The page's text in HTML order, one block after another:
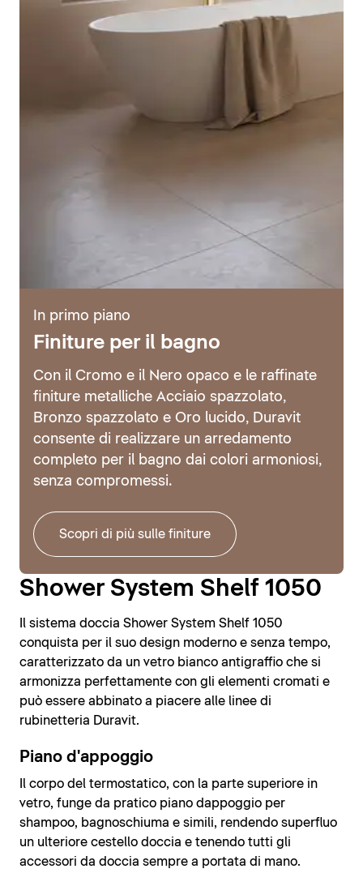
In primo piano
Finiture per il bagno
Con il Cromo e il Nero opaco e le raffinate
finiture metalliche Acciaio spazzolato,
Bronzo spazzolato e Oro lucido, Duravit
consente di realizzare un arredamento
completo per il bagno dai colori armoniosi,
senza compromessi.
Scopri di più sulle finiture
Shower System Shelf 1050
Il sistema doccia Shower System Shelf 1050
conquista per il suo design moderno e senza tempo,
caratterizzato da un vetro bianco antigraffio che si
armonizza perfettamente con gli elementi cromati e
può essere abbinato a piacere alle linee di
rubinetteria Duravit.
Piano d'appoggio
Il corpo del termostatico, con la parte superiore in
vetro, funge da pratico piano dappoggio per
shampoo, bagnoschiuma e simili, rendendo superfluo
un ulteriore cestello doccia e tenendo tutti gli
accessori da doccia sempre a portata di mano.